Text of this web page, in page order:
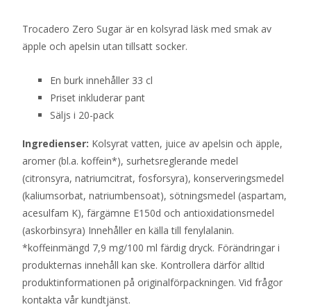
Trocadero Zero Sugar är en kolsyrad läsk med smak av
äpple och apelsin utan tillsatt socker.
En burk innehåller 33 cl
Priset inkluderar pant
Säljs i 20-pack
Ingredienser: Kolsyrat vatten, juice av apelsin och äpple,
aromer (bl.a. koffein*), surhetsreglerande medel
(citronsyra, natriumcitrat, fosforsyra), konserveringsmedel
(kaliumsorbat, natriumbensoat), sötningsmedel (aspartam,
acesulfam K), färgämne E150d och antioxidationsmedel
(askorbinsyra) Innehåller en källa till fenylalanin.
*koffeinmängd 7,9 mg/100 ml färdig dryck. Förändringar i
produkternas innehåll kan ske. Kontrollera därför alltid
produktinformationen på originalförpackningen. Vid frågor
kontakta vår kundtjänst.